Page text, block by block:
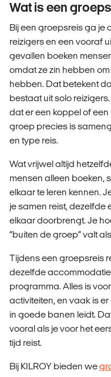
Wat is een
Bij een groepsreis ga je
reizigers en een vooraf
gevallen boeken
omdat ze zin hebben
hebben. Dat betekent
bestaat uit solo
dat er een koppel of
groep precies is
en type reis.
Wat vrijwel altijd
mensen alleen boeken,
elkaar te leren kennen.
je samen reist, dezelfde
elkaar doorbrengt. Je
“buiten de groep” valt
Tijdens een groepsreis
dezelfde
programma. Alles is
activiteiten, en vaak is
in goede banen leidt.
vooral als je voor het
tijd reist.
Bij KILROY bieden we